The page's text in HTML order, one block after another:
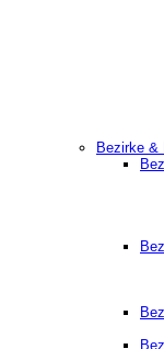
Bezirke &